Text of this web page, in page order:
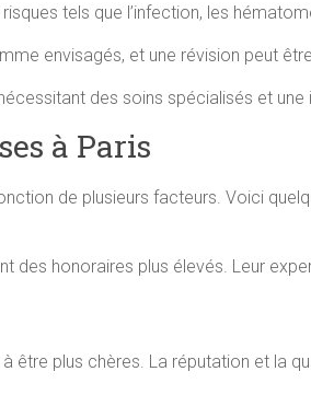
tels que l’infection, les
envisagés, et une révision peut
des soins spécialisés et une
à Paris
de plusieurs facteurs. Voici
des honoraires plus élevés. Leur
être plus chères. La réputation et la